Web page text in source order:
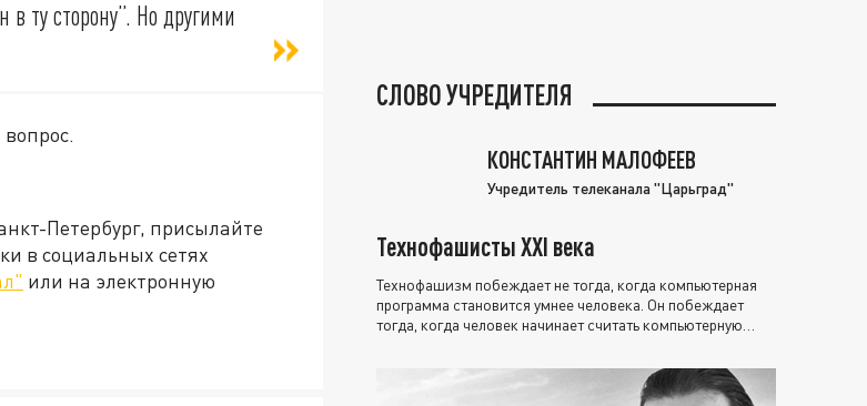
ту сторону”. Но другими
Петербург, присылайте
в социальных сетях
или на электронную
СЛОВО УЧРЕДИТЕЛЯ
КОНСТАНТИН МАЛОФЕЕВ
Учредитель телеканала "Царьград"
Технофашисты XXI века
Технофашизм побеждает не тогда, когда компьютерная
программа становится умнее человека. Он побеждает
тогда, когда человек начинает считать компьютерную